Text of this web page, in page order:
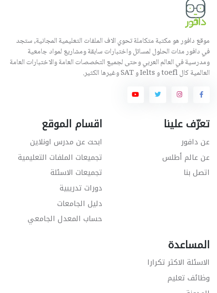
موقع دافور هو مكتبة متكاملة تحوي الاف الملفات التعليمية المجانية, ستجد
في دافور مئات الحلول لمسائل واختبارات سابقة ومشاريع لمواد جامعية
ومدرسية في العالم العربي وحتى لجميع التخصصات العامة والاختبارات العامة
العالمية كال toefl و Ielts و SAT وغيرها الكثير.
تعرّف علينا
عن دافور
عن عالم أطلس
اتصل بنا
اقسام الموقع
ابحث عن مدرس اونلاين
تجميعات الملفات التعليمية
تجميعات الاسئلة
دورات تدريبية
دليل الجامعات
حساب المعدل الجامعي
المساعدة
الاسئلة الاكثر تكرارا
وظائف تعليم